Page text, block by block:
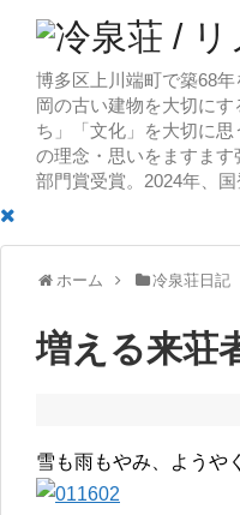
博多区上川端町で築68
岡の古い建物を大切に
ち」「文化」を大切に
の理念・思いをますま
部門賞受賞。2024年、
ホーム 冷泉荘日記
増える来荘
雪も雨もやみ、ようや